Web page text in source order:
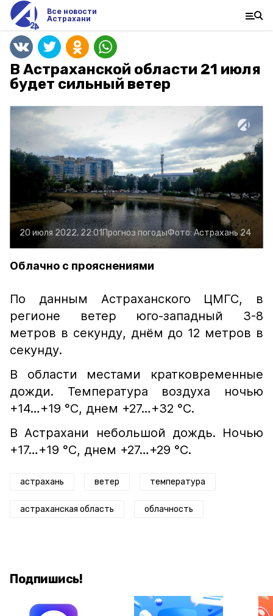
Все новости
Астрахани
В Астраханской области 21 июля
будет сильный ветер
20 июля 2022, 22:01Прогноз погодыФото:Астрахань 24
Облачно с прояснениями
По данным Астраханского ЦМГС, в
регионе ветер юго-западный 3-8
метров в секунду, днём до 12 метров в
секунду.
В области местами кратковременные
дожди. Температура воздуха ночью
+14…+19 °С, днем +27…+32 °С.
В Астрахани небольшой дождь. Ночью
+17…+19 °С, днем +27…+29 °С.
астрахань ветер температура
астраханская область облачность
Подпишись!